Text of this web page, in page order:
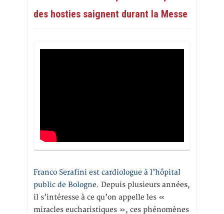
des hosties saignent durant la Messe
Franco Serafini est cardiologue à l’hôpital
public de Bologne. Depuis plusieurs années,
il s’intéresse à ce qu’on appelle les «
miracles eucharistiques », ces phénomènes